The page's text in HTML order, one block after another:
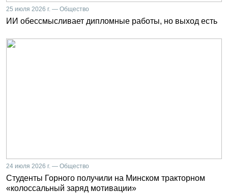
25 июля 2026 г. — Общество
ИИ обессмысливает дипломные работы, но выход есть
24 июля 2026 г. — Общество
Студенты Горного получили на Минском тракторном
«колоссальный заряд мотивации»